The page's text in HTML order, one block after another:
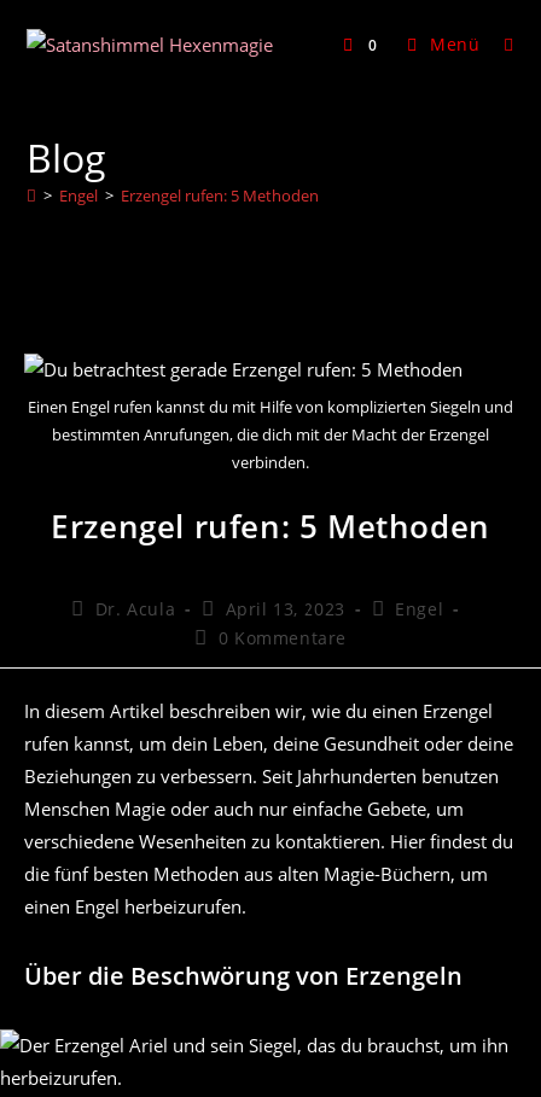
Inhalt
0 Menü
Blog
> Engel > Erzengel rufen: 5 Methoden
Einen Engel rufen kannst du mit Hilfe von komplizierten Siegeln und
bestimmten Anrufungen, die dich mit der Macht der Erzengel
verbinden.
Erzengel rufen: 5 Methoden
Beitrags-
Dr. Acula
Beitrag
veröffentlicht:
April 13, 2023
Beitrags-
Engel
Beitrags-
0 Kommentare
In diesem Artikel beschreiben wir, wie du einen Erzengel
rufen kannst, um dein Leben, deine Gesundheit oder deine
Beziehungen zu verbessern. Seit Jahrhunderten benutzen
Menschen Magie oder auch nur einfache Gebete, um
verschiedene Wesenheiten zu kontaktieren. Hier findest du
die fünf besten Methoden aus alten Magie-Büchern, um
einen Engel herbeizurufen.
Über die Beschwörung von Erzengeln